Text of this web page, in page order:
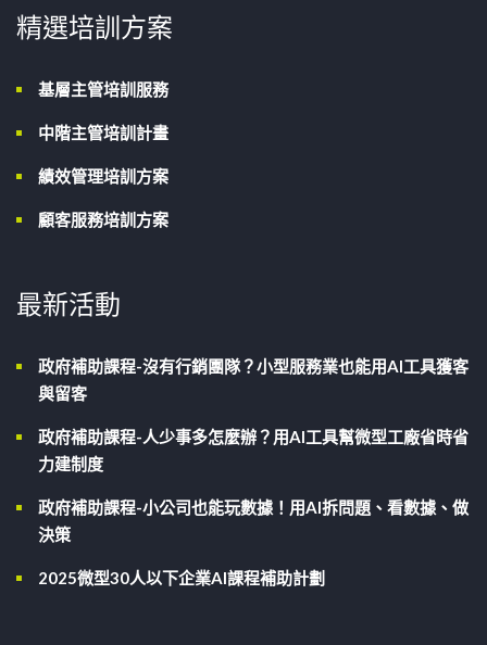
精選培訓方案
基層主管培訓服務
中階主管培訓計畫
績效管理培訓方案
顧客服務培訓方案
最新活動
政府補助課程-沒有行銷團隊？小型服務業也能用AI工具獲客
與留客
政府補助課程-人少事多怎麼辦？用AI工具幫微型工廠省時省
力建制度
政府補助課程-小公司也能玩數據！用AI拆問題、看數據、做
決策
2025微型30人以下企業AI課程補助計劃